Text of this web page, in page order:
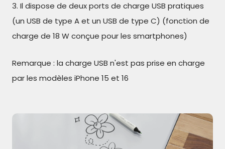
3. Il dispose de deux ports de charge USB pratiques
(un USB de type A et un USB de type C) (fonction de
charge de 18 W conçue pour les smartphones)
Remarque : la charge USB n'est pas prise en charge
par les modèles iPhone 15 et 16